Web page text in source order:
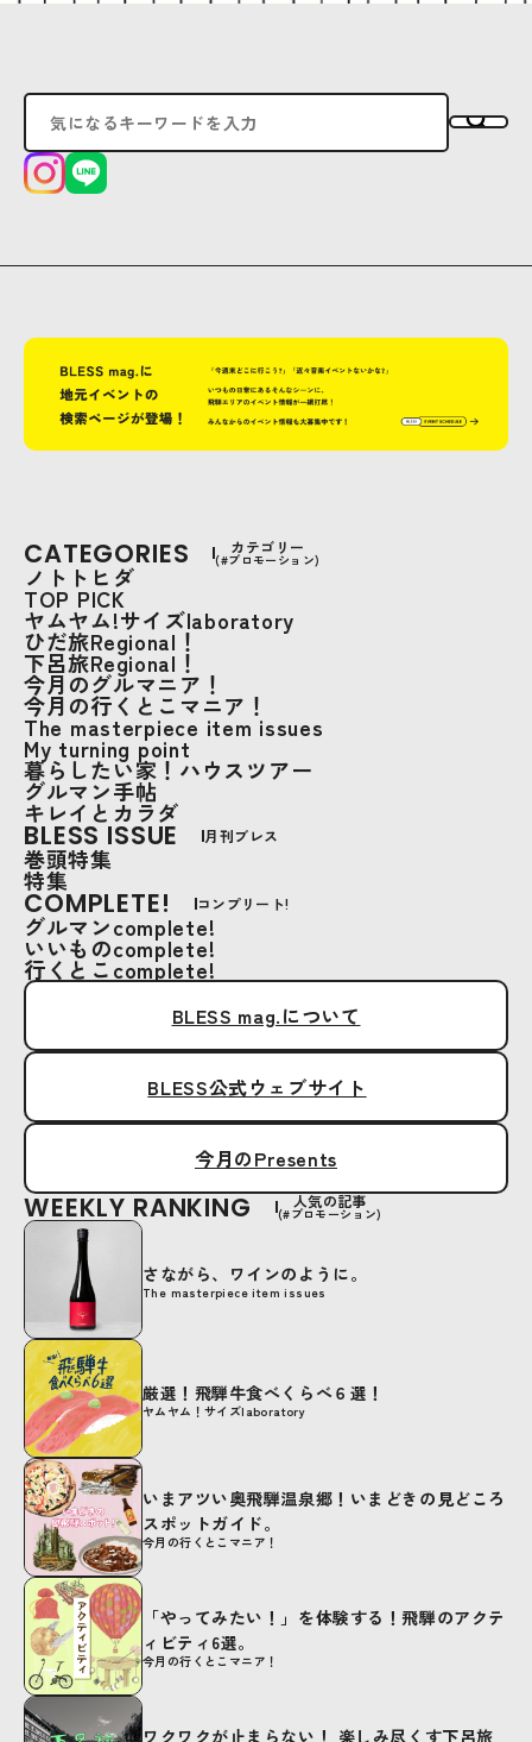
CATEGORIES カテゴリー
(#プロモーション)
ノトトヒダ
TOP PICK
ヤムヤム!サイズlaboratory
ひだ旅Regional！
下呂旅Regional！
今月のグルマニア！
今月の行くとこマニア！
The masterpiece item issues
My turning point
暮らしたい家！ハウスツアー
グルマン手帖
キレイとカラダ
BLESS ISSUE 月刊ブレス
巻頭特集
特集
COMPLETE! コンプリート!
グルマンcomplete!
いいものcomplete!
行くとこcomplete!
BLESS mag.について
BLESS公式ウェブサイト
今月のPresents
WEEKLY RANKING 人気の記事
(#プロモーション)
The masterpiece item issues
さながら、ワインのように。
ヤムヤム！サイズlaboratory
厳選！飛騨牛食べくらべ６選！
今月の行くとこマニア！
いまアツい奥飛騨温泉郷！いまどきの見どころ
スポットガイド。
今月の行くとこマニア！
「やってみたい！」を体験する！飛騨のアクテ
ィビティ6選。
ワクワクが止まらない！ 楽しみ尽くす下呂旅